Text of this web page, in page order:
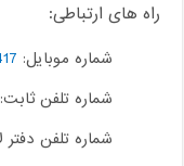
راه های ارتباطی:
شماره موبایل:
شماره تلفن ثابت:02133911013
شماره تلفن دفتر لاله زار